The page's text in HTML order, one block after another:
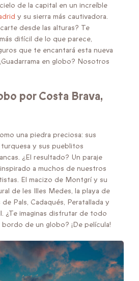
de la capital en un increíble
y su sierra más cautivadora.
desde las alturas? Te
difícil de lo que parece,
que te encantará esta nueva
en globo? Nosotros
porCosta Brava,
una piedra preciosa: sus
y sus pueblitos
¿El resultado? Un paraje
a muchos de nuestros
El macizo de Montgrí y su
de les Illes Medes, la playa de
Pals, Cadaqués, Peratallada y
¿Te imaginas disfrutar de todo
de un globo? ¡De película!